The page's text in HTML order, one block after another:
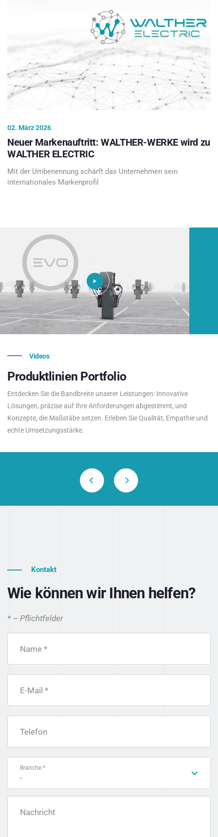
02. März 2026
Neuer Markenauftritt: WALTHER-WERKE wird zu
WALTHER ELECTRIC
Mit der Umbenennung schärft das Unternehmen sein
internationales Markenprofil
Videos
Produktlinien Portfolio
Entdecken Sie die Bandbreite unserer Leistungen: Innovative
Lösungen, präzise auf Ihre Anforderungen abgestimmt, und
Konzepte, die Maßstäbe setzen. Erleben Sie Qualität, Empathie und
echte Umsetzungsstärke.
Kontakt
Wie können wir Ihnen helfen?
* – Pflichtfelder
Name *
E-Mail *
Telefon
Branche *
-
Nachricht